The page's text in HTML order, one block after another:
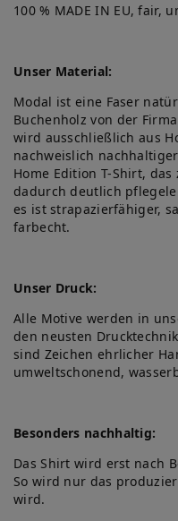
100 % MADE IN EU, fair,
Unser Material:
Modal ist eine Faser
Buchenholz von der
wird ausschließlich aus
nachweislich
Home Edition T-Shirt,
dadurch deutlich
es ist strapazierfähiger,
farbecht.
Unser Druck:
Alle Motive werden in
den neusten
sind Zeichen ehrlicher
umweltschonend,
Besonders nachhaltig:
Das Shirt wird erst nach
So wird nur das
wird.